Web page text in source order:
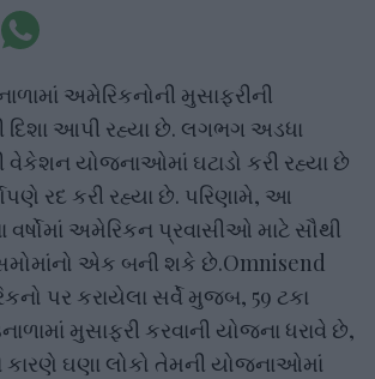
અમેરિકનોની મુસાફરીની
આપી રહ્યા છે. લગભગ અડધા
યોજનાઓમાં ઘટાડો કરી રહ્યા છે
રદ કરી રહ્યા છે. પરિણામે, આ
વર્ષોમાં અમેરિકન પ્રવાસીઓ માટે સૌથી
એક બની શકે છે.Omnisend
પર કરાયેલા સર્વે મુજબ, 59 ટકા
મુસાફરી કરવાની યોજના ધરાવે છે,
કારણે ઘણા લોકો તેમની યોજનાઓમાં